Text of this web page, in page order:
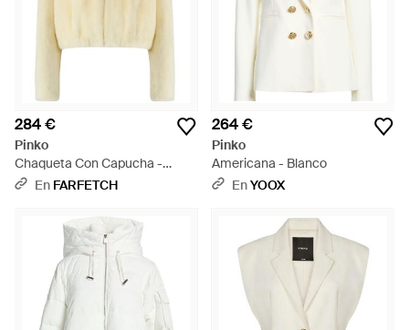
284 €
Pinko
Chaqueta Con Capucha -
Blanco
En FARFETCH
264 €
Pinko
Americana - Blanco
EnYOOX